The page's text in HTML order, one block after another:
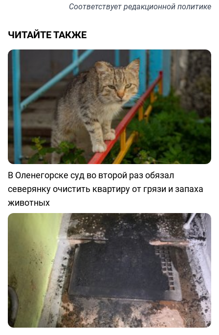
Соответствуетредакционной политике
ЧИТАЙТЕ ТАКЖЕ
В Оленегорске суд во второй раз обязал
северянку очистить квартиру от грязи и запаха
животных